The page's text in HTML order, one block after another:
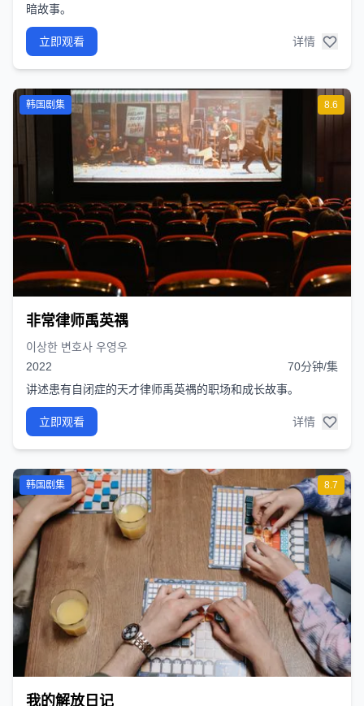
暗故事。
立即观看 详情
8.6
韩国剧集
非常律师禹英禑
이상한 변호사 우영우
2022
70分钟/集
讲述患有自闭症的天才律师禹英禑的职场和成长故事。
立即观看 详情
8.7
韩国剧集
我的解放日记